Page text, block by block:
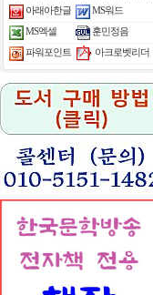
아래아한글 MS워드
MS엑셀 훈민정음
파워포인트 아크로벳리더